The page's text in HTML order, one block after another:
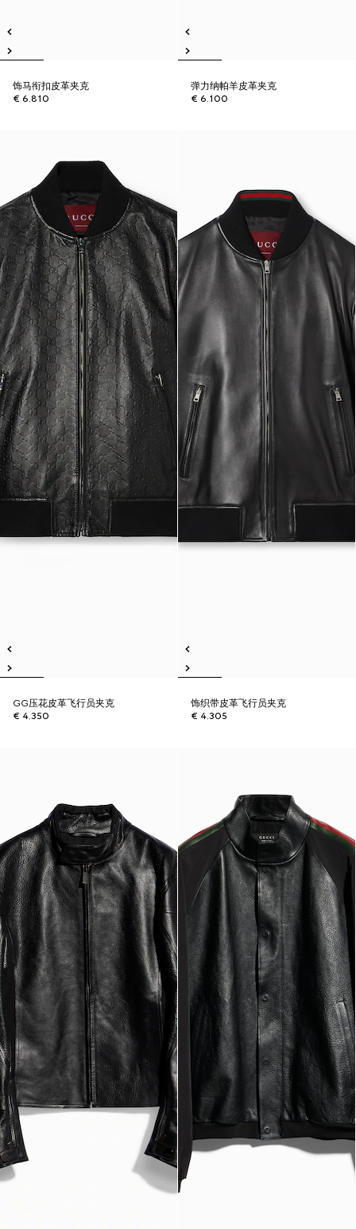
饰马衔扣皮革夹克
€ 6.810
弹力纳帕羊皮革夹克
€ 6.100
GG压花皮革飞行员夹克
€ 4.350
饰织带皮革飞行员夹克
€ 4.305